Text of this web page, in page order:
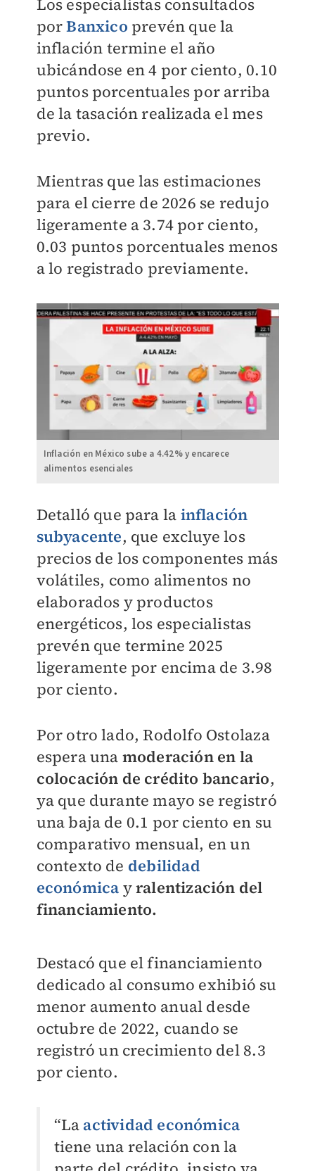
porBanxico prevén que la
inflación termine el año
ubicándose en 4 por ciento, 0.10
puntos porcentuales por arriba
de la tasación realizada el mes
previo.
Mientras que las estimaciones
para el cierre de 2026 se redujo
ligeramente a 3.74 por ciento,
0.03 puntos porcentuales menos
a lo registrado previamente.
Inflación en México sube a 4.42% y encarece
alimentos esenciales
Detalló que para la inflación
subyacente, que excluye los
precios de los componentes más
volátiles, como alimentos no
elaborados y productos
energéticos, los especialistas
prevén que termine 2025
ligeramente por encima de 3.98
por ciento.
Por otro lado, Rodolfo Ostolaza
espera una moderación en la
colocación de crédito bancario,
ya que durante mayo se registró
una baja de 0.1 por ciento en su
comparativo mensual, en un
contexto de debilidad
económica yralentización del
financiamiento.
Destacó que el financiamiento
dedicado al consumo exhibió su
menor aumento anual desde
octubre de 2022, cuando se
registró un crecimiento del 8.3
por ciento.
“La actividad económica
tiene una relación con la